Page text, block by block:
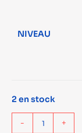
NIVEAU
2 en stock
- +